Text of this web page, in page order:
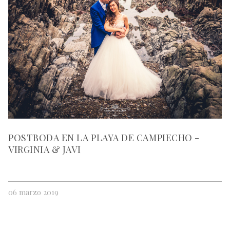
POSTBODA EN LA PLAYA DE CAMPIECHO -
VIRGINIA & JAVI
06 marzo 2019